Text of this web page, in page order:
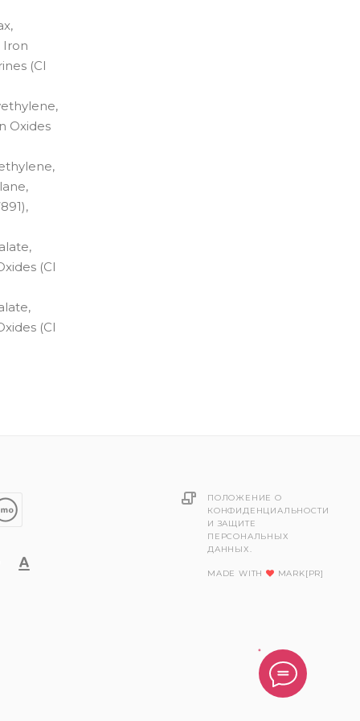
Iron
(CI
Oxides
(CI
(CI
ПОЛОЖЕНИЕ О
КОНФИДЕНЦИАЛЬНОСТИ
И ЗАЩИТЕ
ПЕРСОНАЛЬНЫХ
ДАННЫХ.
MADE WITH MARK[PR]